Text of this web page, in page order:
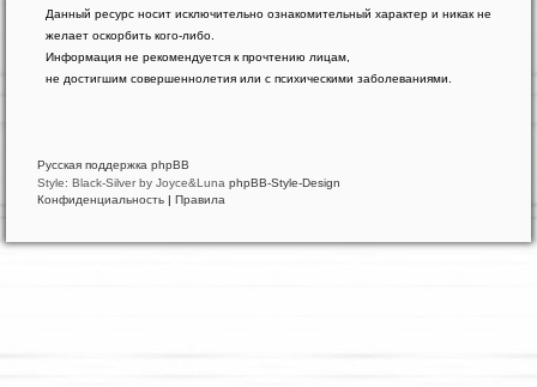
Данный ресурс носит исключительно ознакомительный характер и никак не
желает оскорбить кого-либо.
Информация не рекомендуется к прочтению лицам,
не достигшим совершеннолетия или с психическими заболеваниями.
основе
phpBB®
Forum
Software
Русская поддержка phpBB
Style: Black-Silver by Joyce&Luna phpBB-Style-Design
Конфиденциальность | Правила